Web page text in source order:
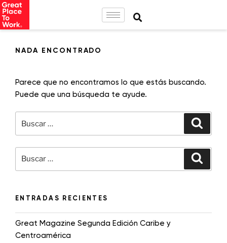
NADA ENCONTRADO
Parece que no encontramos lo que estás buscando.
Puede que una búsqueda te ayude.
ENTRADAS RECIENTES
Great Magazine Segunda Edición Caribe y
Centroamérica